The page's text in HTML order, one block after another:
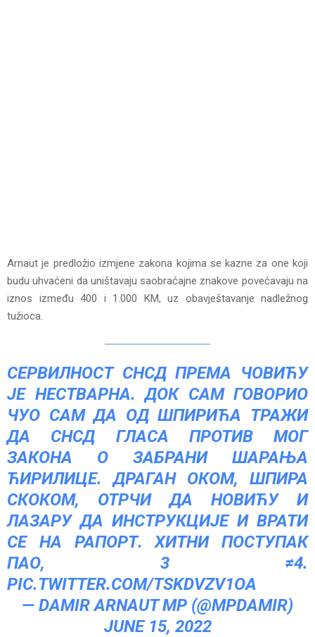
Arnaut je predložio izmjene zakona kojima se kazne za one koji
budu uhvaćeni da uništavaju saobraćajne znakove povećavaju na
iznos između 400 i 1.000 KM, uz obavještavanje nadležnog
tužioca.
СЕРВИЛНОСТ СНСД ПРЕМА ЧОВИЋУ
ЈЕ НЕСТВАРНА. ДОК САМ ГОВОРИО
ЧУО САМ ДА ОД ШПИРИЋА ТРАЖИ
ДА СНСД ГЛАСА ПРОТИВ МОГ
ЗАКОНА О ЗАБРАНИ ШАРАЊА
ЋИРИЛИЦЕ. ДРАГАН ОКОМ, ШПИРА
СКОКОМ, ОТРЧИ ДА НОВИЋУ И
ЛАЗАРУ ДА ИНСТРУКЦИЈЕ И ВРАТИ
СЕ НА РАПОРТ. ХИТНИ ПОСТУПАК
ПАО, 3 ≠4.
PIC.TWITTER.COM/TSKDVZV1OA
— DAMIR ARNAUT MP (@MPDAMIR)
JUNE 15, 2022